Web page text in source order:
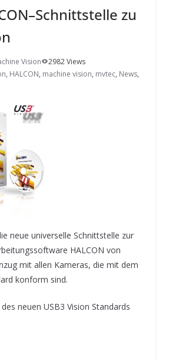
WIRD EYYES
of industrial cameras
zu
Vision
2982 Views
, HALCON, machine vision, mvtec, News,
neue universelle Schnittstelle zur
HALCON von
mit allen Kameras, die mit dem
konform sind.
neuen USB3 Vision Standards